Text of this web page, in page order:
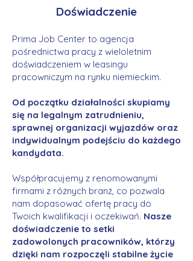
Doświadczenie
Prima Job Center to agencja
pośrednictwa pracy z wieloletnim
doświadczeniem w leasingu
pracowniczym na rynku niemieckim.
Od początku działalności skupiamy
się na legalnym zatrudnieniu,
sprawnej organizacji wyjazdów oraz
indywidualnym podejściu do każdego
kandydata.
Współpracujemy z renomowanymi
firmami z różnych branż, co pozwala
nam dopasować ofertę pracy do
Twoich kwalifikacji i oczekiwań. Nasze
doświadczenie to setki
zadowolonych pracowników, którzy
dzięki nam rozpoczęli stabilne życie